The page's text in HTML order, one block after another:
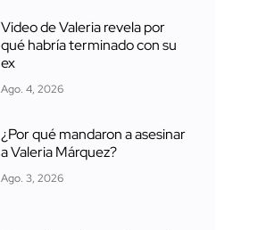
Video de Valeria revela por
qué habría terminado con su
ex
Ago. 4, 2026
¿Por qué mandaron a asesinar
a Valeria Márquez?
Ago. 3, 2026